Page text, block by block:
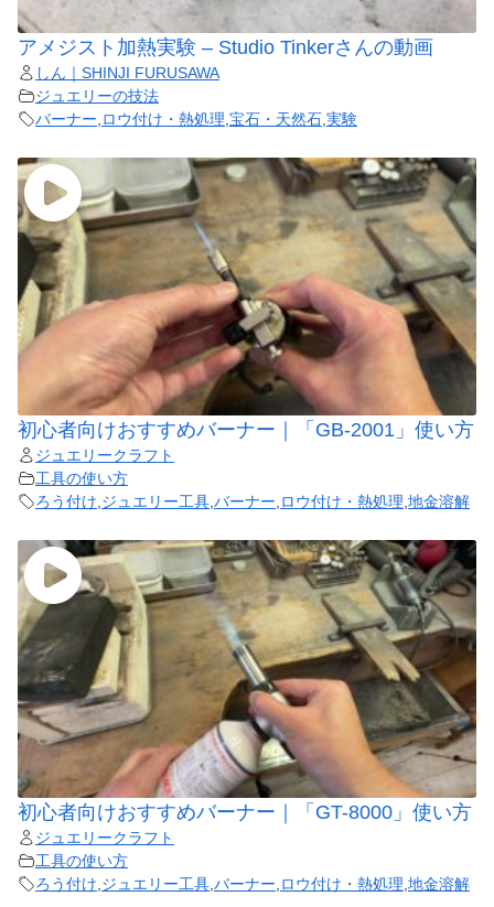
アメジスト加熱実験 – Studio Tinkerさんの動画
しん｜SHINJI FURUSAWA
ジュエリーの技法
バーナー ロウ付け・熱処理 宝石・天然石 実験
初心者向けおすすめバーナー｜「GB-2001」使い方
ジュエリークラフト
工具の使い方
ろう付け ジュエリー工具 バーナー ロウ付け・熱処理 地金溶解
初心者向けおすすめバーナー｜「GT-8000」使い方
ジュエリークラフト
工具の使い方
ろう付け ジュエリー工具 バーナー ロウ付け・熱処理 地金溶解